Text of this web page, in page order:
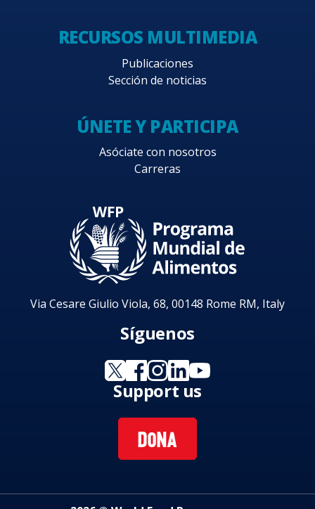
RECURSOS MULTIMEDIA
Publicaciones
Sección de noticias
ÚNETE Y PARTICIPA
Asóciate con nosotros
Carreras
Via Cesare Giulio Viola, 68, 00148 Rome RM, Italy
Síguenos
Support us
DONA